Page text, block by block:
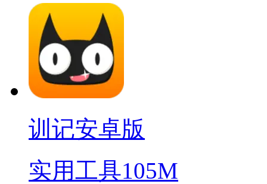
训记安卓版
实用工具105M